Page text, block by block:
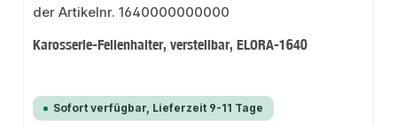
Karosserie-Feilenhalter, verstellbar, ELORA-1640
Sofort verfügbar, Lieferzeit 9-11 Tage